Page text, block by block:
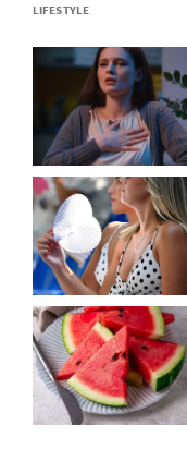
LIFESTYLE